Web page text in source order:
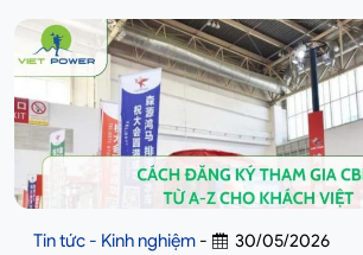
Tin tức - Kinh nghiệm - 30/05/2026